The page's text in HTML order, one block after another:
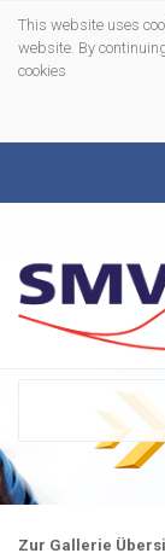
This website uses
website. By
cookies
Zur Gallerie